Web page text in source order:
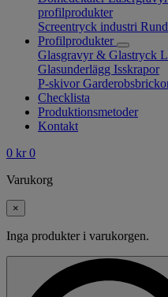
profilprodukter
Screentryck industri
Profilprodukter
Glasgravyr & Glastryck
Glasunderlägg Isskrapor
P-skivor
Checklista
Produktionsmetoder
Kontakt
0 kr 0
Varukorg
×
Inga produkter i varukorgen.